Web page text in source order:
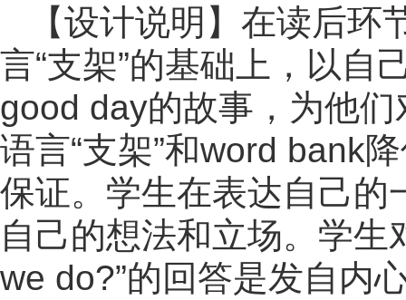
【设计说明】在读后
言“支架”的基础上，以自
good day的故事，为他
语言“支架”和word bank
保证。学生在表达自己的
自己的想法和立场。学
we do?”的回答是发自内